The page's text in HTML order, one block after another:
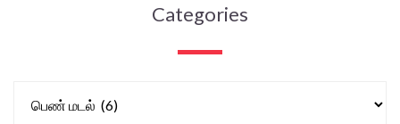
Categories